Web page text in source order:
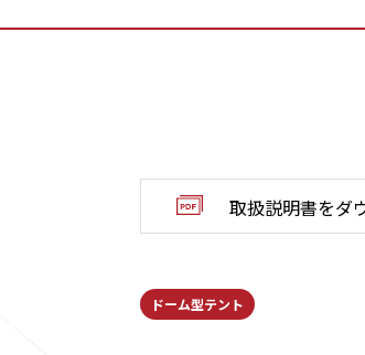
取扱説明書をダ
ドーム型テント